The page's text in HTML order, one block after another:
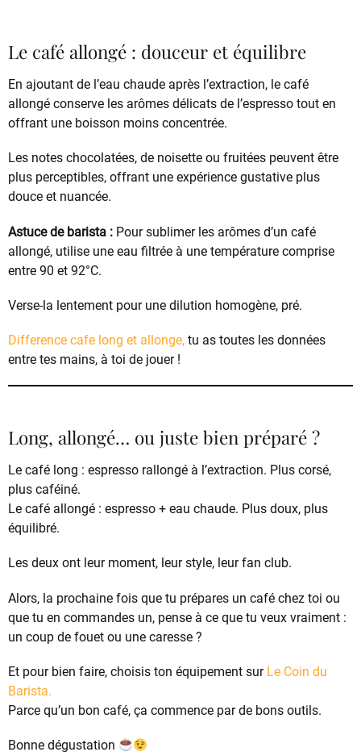
Le café allongé : douceur et équilibre
En ajoutant de l’eau chaude après l’extraction, le café
allongé conserve les arômes délicats de l’espresso tout en
offrant une boisson moins concentrée.
Les notes chocolatées, de noisette ou fruitées peuvent être
plus perceptibles, offrant une expérience gustative plus
douce et nuancée.
Astuce de barista : Pour sublimer les arômes d’un café
allongé, utilise une eau filtrée à une température comprise
entre 90 et 92°C.
Verse-la lentement pour une dilution homogène, pré.
Difference cafe long et allonge, tu as toutes les données
entre tes mains, à toi de jouer !
Long, allongé… ou juste bien préparé ?
Le café long : espresso rallongé à l’extraction. Plus corsé,
plus caféiné.
Le café allongé : espresso + eau chaude. Plus doux, plus
équilibré.
Les deux ont leur moment, leur style, leur fan club.
Alors, la prochaine fois que tu prépares un café chez toi ou
que tu en commandes un, pense à ce que tu veux vraiment :
un coup de fouet ou une caresse ?
Et pour bien faire, choisis ton équipement sur Le Coin du
Barista.
Parce qu’un bon café, ça commence par de bons outils.
Bonne dégustation